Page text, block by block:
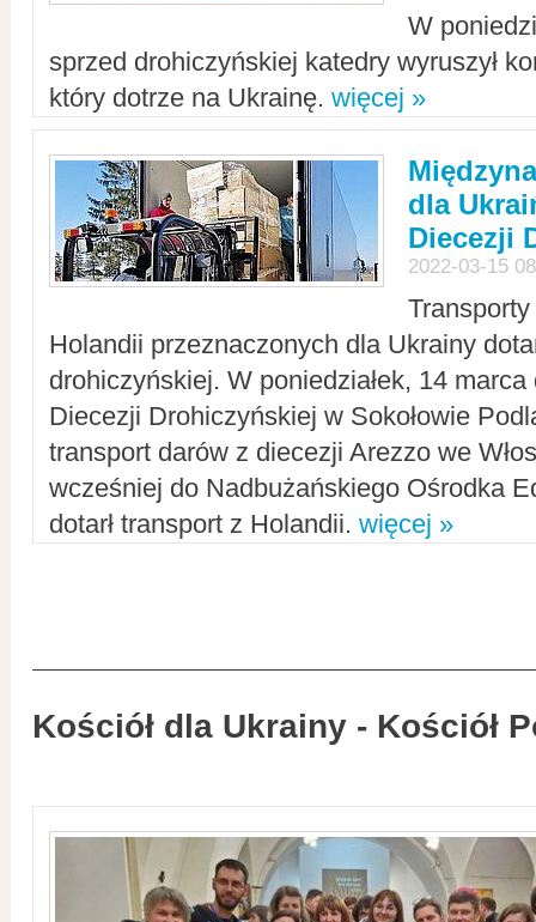
W
sprzed drohiczyńskiej katedry wyruszył
który dotrze na Ukrainę. więcej »
dla
Diecezji
2022-03-15
Holandii przeznaczonych dla Ukrainy
drohiczyńskiej. W poniedziałek, 14
Diecezji Drohiczyńskiej w Sokołowie
transport darów z diecezji Arezzo we
wcześniej do Nadbużańskiego Ośrodka
dotarł transport z Holandii. więcej »
Kościół dla Ukrainy - Kościół